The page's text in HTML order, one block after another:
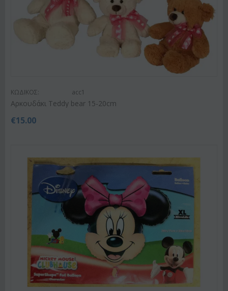
ΚΩΔΙΚΟΣ: acc1
Αρκουδάκι Teddy bear 15-20cm
€15.00